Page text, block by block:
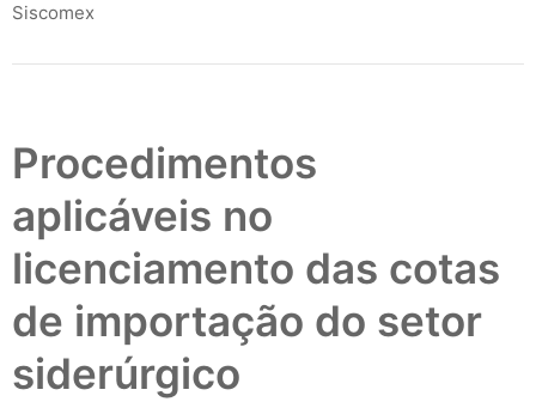
Siscomex
Procedimentos
aplicáveis no
licenciamento das cotas
de importação do setor
siderúrgico